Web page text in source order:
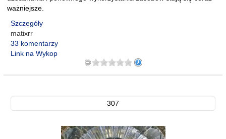
ważniejsze.
Szczegóły
matixrr
33 komentarzy
Link na Wykop
307